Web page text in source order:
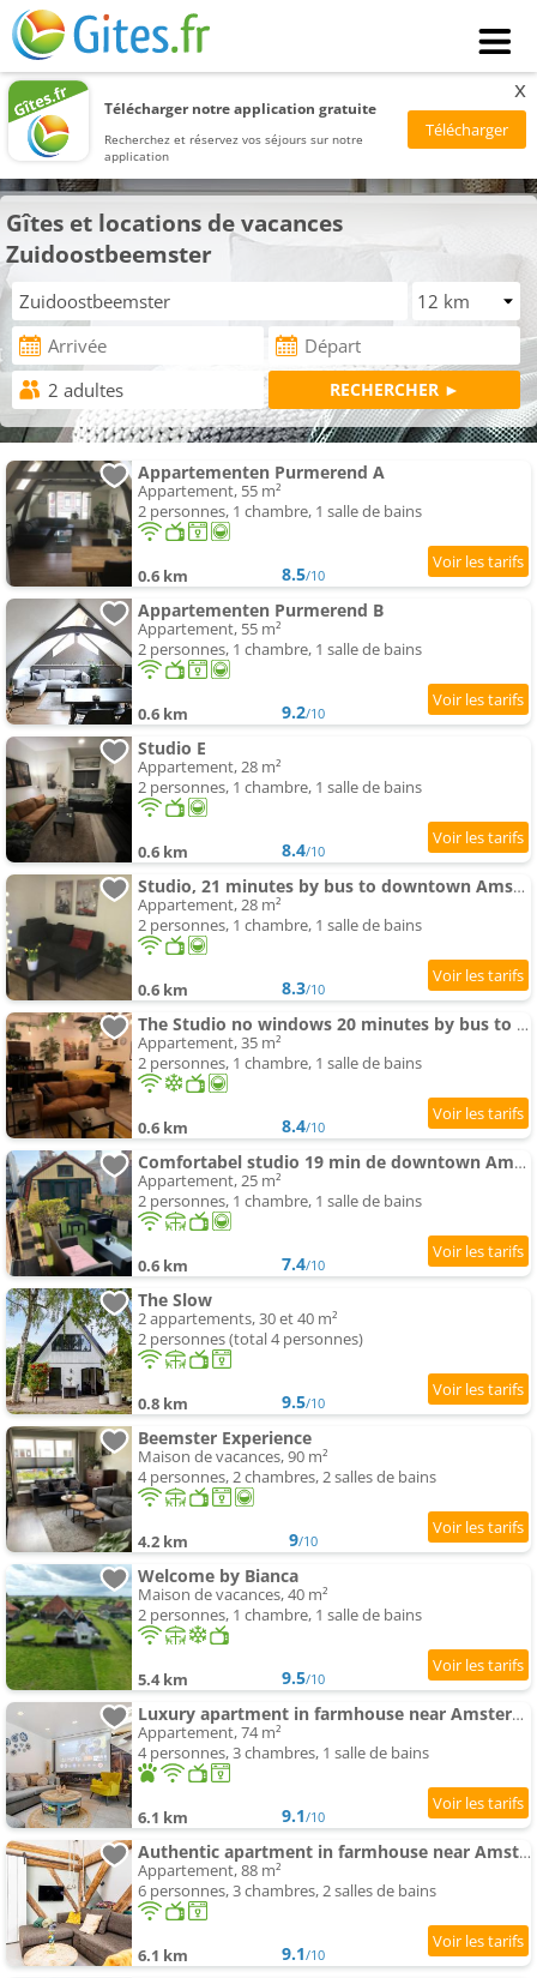
Télécharger notre application gratuite
Recherchez et réservez vos séjours sur notre
application
x
Gîtes et locations de vacances
Zuidoostbeemster
Appartementen Purmerend A
Appartement, 55 m²
2 personnes, 1 chambre, 1 salle de bains
0.6 km 8.5/10
Appartementen Purmerend B
Appartement, 55 m²
2 personnes, 1 chambre, 1 salle de bains
0.6 km 9.2/10
Studio E
Appartement, 28 m²
2 personnes, 1 chambre, 1 salle de bains
0.6 km 8.4/10
Studio, 21 minutes by bus to downtown Amsterdam
Appartement, 28 m²
2 personnes, 1 chambre, 1 salle de bains
0.6 km 8.3/10
The Studio no windows 20 minutes by bus to downtown Amsterdam
Appartement, 35 m²
2 personnes, 1 chambre, 1 salle de bains
0.6 km 8.4/10
Comfortabel studio 19 min de downtown Amsterdam
Appartement, 25 m²
2 personnes, 1 chambre, 1 salle de bains
0.6 km 7.4/10
The Slow
2 appartements, 30 et 40 m²
2 personnes (total 4 personnes)
0.8 km 9.5/10
Beemster Experience
Maison de vacances, 90 m²
4 personnes, 2 chambres, 2 salles de bains
4.2 km 9/10
Welcome by Bianca
Maison de vacances, 40 m²
2 personnes, 1 chambre, 1 salle de bains
5.4 km 9.5/10
Luxury apartment in farmhouse near Amsterdam
Appartement, 74 m²
4 personnes, 3 chambres, 1 salle de bains
6.1 km 9.1/10
Authentic apartment in farmhouse near Amsterdam
Appartement, 88 m²
6 personnes, 3 chambres, 2 salles de bains
6.1 km 9.1/10